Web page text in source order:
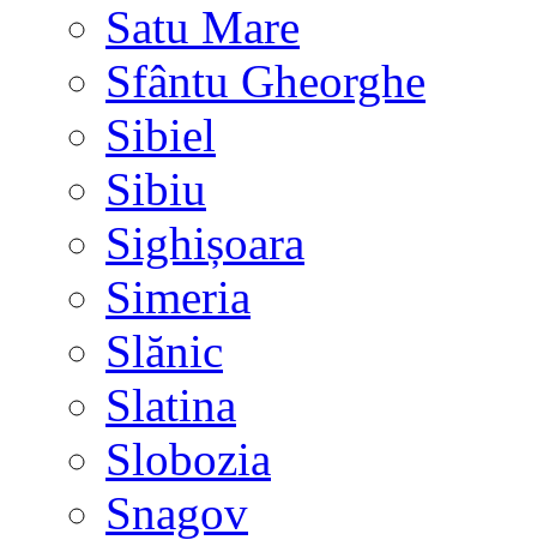
Satu Mare
Sfântu Gheorghe
Sibiel
Sibiu
Sighișoara
Simeria
Slănic
Slatina
Slobozia
Snagov